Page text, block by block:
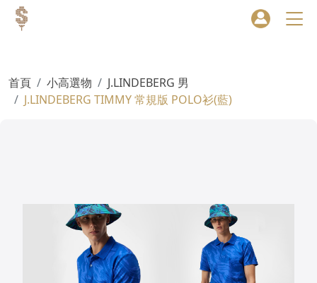
首頁 小高選物
J.LINDEBERG 男
J.LINDEBERG TIMMY 常規版 POLO衫(藍)